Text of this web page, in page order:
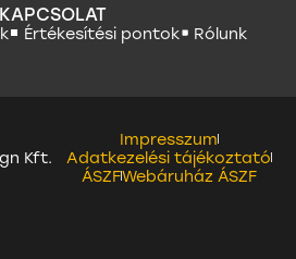
KAPCSOLAT
Értékesítési pontok Rólunk
Kft.
Impresszum
Adatkezelési tájékoztató
ÁSZFWebáruház ÁSZF